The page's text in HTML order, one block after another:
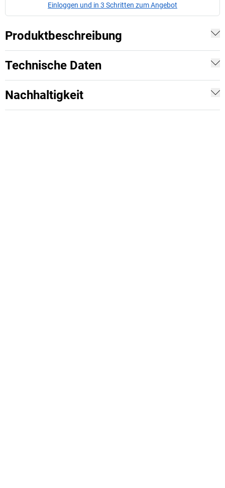
Einloggen und in 3 Schritten zum Angebot
Produktbeschreibung
Technische Daten
Nachhaltigkeit